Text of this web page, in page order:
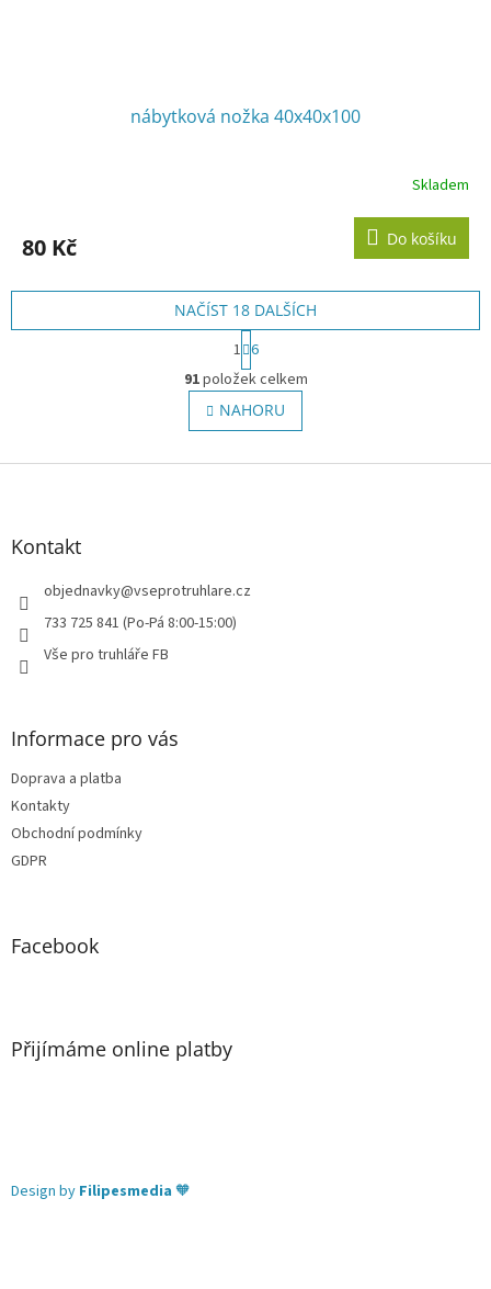
nábytková nožka 40x40x100
je
z
hvězdiček.
Skladem
80 Kč Do košíku
O
v
l
á
k
NAČÍST 18 DALŠÍCH
S
t
r
á
n
k
v
1 6
91položek celkem
NAHORU
Z
Kontakt
objednavky@vseprotruhlare.cz
733 725 841 (Po-Pá 8:00-15:00)
Vše pro truhláře FB
Informace pro vás
Doprava a platba
Kontakty
Obchodní podmínky
GDPR
Facebook
Přijímáme online platby
Design by Filipesmedia 🧡